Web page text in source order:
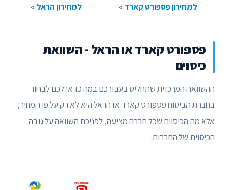
למחירון פספורט קארד »
למחירון הראל »
פספורט קארד או הראל - השוואת
כיסוים
ההשוואה המרכזית שתחליט בעבורכם במה כדאי לכם לבחור
בחברת הביטוח פספורט קארד או הראל היא לא רק על פי המחיר,
אלא מה הכיסוים שכל חברה מציעה, לפניכם השוואה על גובה
הכיסוים של החברות: